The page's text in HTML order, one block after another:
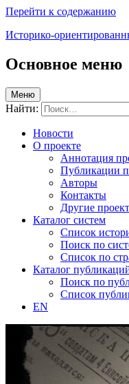
Перейти к содержанию
Историко-
Основное меню
Меню
Найти:
Новости
О проекте
Аннотация
Публикации
Авторы
Контакты
Другие
Каталог систем
Список
Поиск по
Список по
Каталог
Поиск по
Список
EN